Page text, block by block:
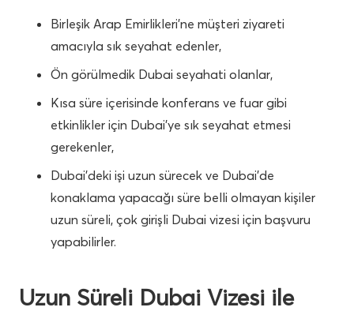
Birleşik Arap Emirlikleri’ne müşteri ziyareti
amacıyla sık seyahat edenler,
Ön görülmedik Dubai seyahati olanlar,
Kısa süre içerisinde konferans ve fuar gibi
etkinlikler için Dubai’ye sık seyahat etmesi
gerekenler,
Dubai’deki işi uzun sürecek ve Dubai’de
konaklama yapacağı süre belli olmayan kişiler
uzun süreli, çok girişli Dubai vizesi için başvuru
yapabilirler.
Uzun Süreli Dubai Vizesi ile